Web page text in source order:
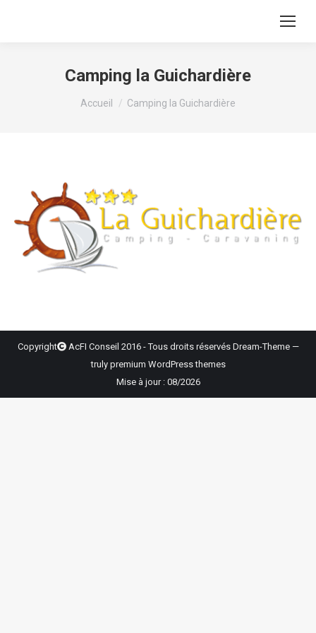
Camping la Guichardière
Vous êtes ici :
Accueil Camping la Guichardière
Copyright
AcFI Conseil 2016 - Tous droits réservés Dream-Theme —
truly premium WordPress themes
Mise à jour : 08/2026